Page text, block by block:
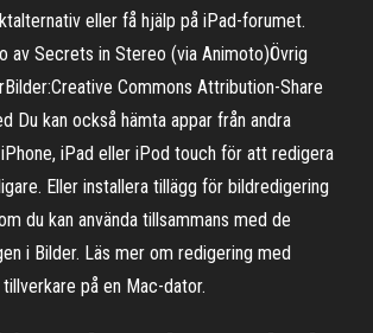
eller få hjälp på iPad-forumet.
av Secrets in Stereo (via Animoto)Övrig
Commons Attribution-Share
Du kan också hämta appar från andra
iPad eller iPod touch för att redigera
Eller installera tillägg för bildredigering
du kan använda tillsammans med de
i Bilder. Läs mer om redigering med
på en Mac-dator.